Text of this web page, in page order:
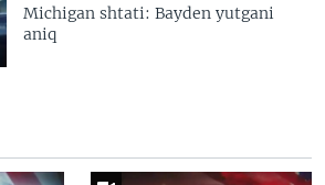
Michigan shtati: Bayden yutgani
aniq